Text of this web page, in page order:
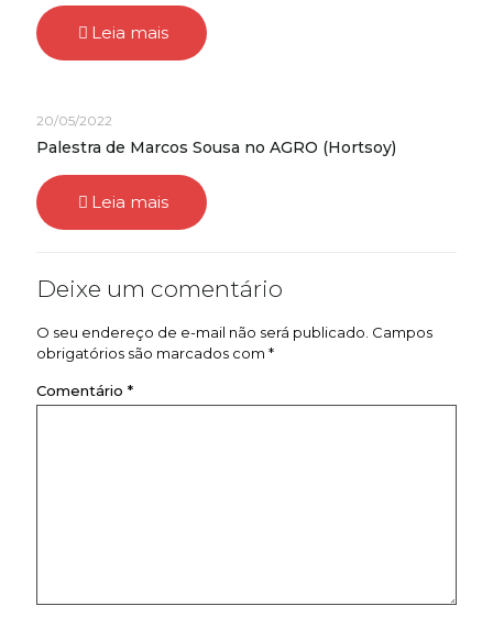
Leia mais
20/05/2022
Palestra de Marcos Sousa no AGRO (Hortsoy)
Leia mais
Deixe um comentário
O seu endereço de e-mail não será publicado. Campos
obrigatórios são marcados com *
Comentário *